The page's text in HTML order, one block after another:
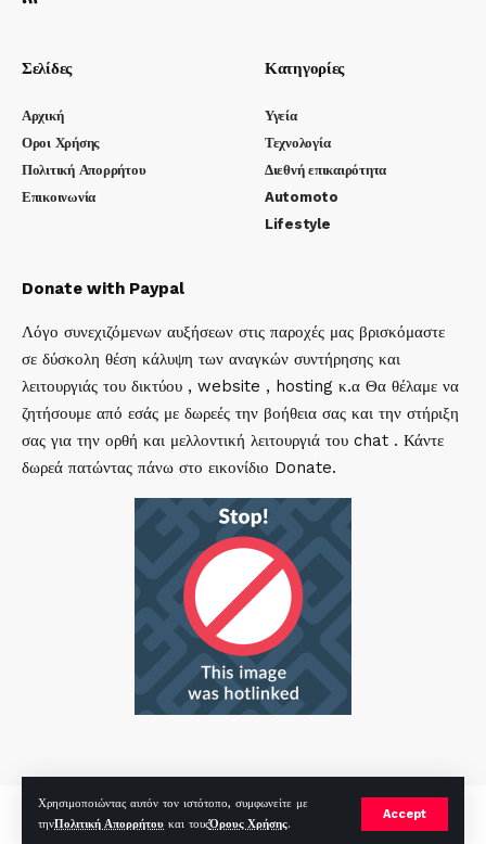
Χρησιμοποιώντας αυτόν τον ιστότοπο, συμφωνείτε με
τηνΠολιτική Απορρήτου και τουςΌρους Χρήσης.
Accept
Σελίδες
Αρχική
Οροι Χρήσης
Πολιτική Απορρήτου
Επικοινωνία
Κατηγορίες
Υγεία
Τεχνολογία
Διεθνή επικαιρότητα
Automoto
Lifestyle
Donate with Paypal
Λόγο συνεχιζόμενων αυξήσεων στις παροχές μας βρισκόμαστε
σε δύσκολη θέση κάλυψη των αναγκών συντήρησης και
λειτουργιάς του δικτύου , website , hosting κ.α Θα θέλαμε να
ζητήσουμε από εσάς με δωρεές την βοήθεια σας και την στήριξη
σας για την ορθή και μελλοντική λειτουργιά του chat . Κάντε
δωρεά πατώντας πάνω στο εικονίδιο Donate.
mirc.gr 2023 Copyright %year%, All Rights Reserved |bySp
Hosted byRealHosting